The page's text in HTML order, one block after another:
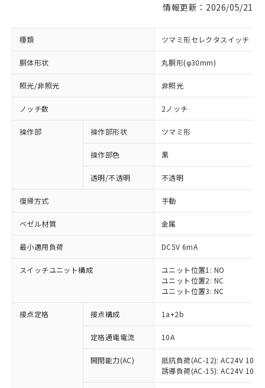
情報更新：2026/05/21
種類 ツマミ形セレクタスイッチ
胴体形状 丸胴形(φ30mm)
照光/非照光 非照光
ノッチ数 2ノッチ
操作部 操作部形状 ツマミ形
操作部色 黒
透明/不透明 不透明
復帰方式 手動
ベゼル材質 金属
最小適用負荷 DC5V 6mA
スイッチユニット構成
ユニット位置1: NO
ユニット位置2: NC
ユニット位置3: NC
接点定格 接点構成 1a+2b
定格通電電流 10A
開閉能力(AC)
抵抗負荷(AC-12): AC24V 10A/
誘導負荷(AC-15): AC24V
※1 対応状況
対応済み：EU RoHS指令（10物質）の
非含有に対応した製品が提供可能な商品で
対応予定：EU RoHS指令（10物質）の非含